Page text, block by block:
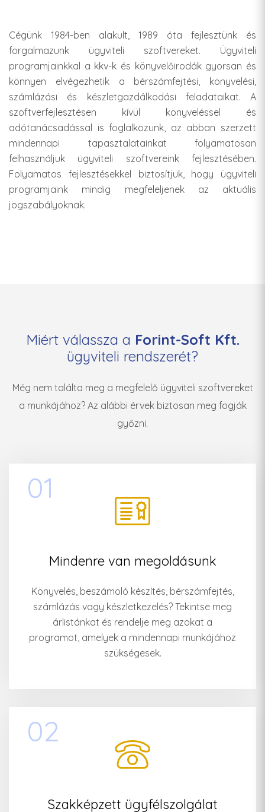
Cégünk 1984-ben alakult, 1989 óta fejlesztünk és
forgalmazunk ügyviteli szoftvereket. Ügyviteli
programjainkkal a kkv-k és könyvelőirodák gyorsan és
könnyen elvégezhetik a bérszámfejtési, könyvelési,
számlázási és készletgazdálkodási feladataikat. A
szoftverfejlesztésen kívül könyveléssel és
adótanácsadással is foglalkozunk, az abban szerzett
mindennapi tapasztalatainkat folyamatosan
felhasználjuk ügyviteli szoftvereink fejlesztésében.
Folyamatos fejlesztésekkel biztosítjuk, hogy ügyviteli
programjaink mindig megfeleljenek az aktuális
jogszabályoknak.
Miért válassza a Forint-Soft Kft.
ügyviteli rendszerét?
Még nem találta meg a megfelelő ügyviteli szoftvereket
a munkájához? Az alábbi érvek biztosan meg fogják
győzni.
01
Mindenre van megoldásunk
Könyvelés, beszámoló készítés, bérszámfejtés,
számlázás vagy készletkezelés? Tekintse meg
árlistánkat és rendelje meg azokat a
programot, amelyek a mindennapi munkájához
szükségesek.
02
Szakképzett ügyfélszolgálat